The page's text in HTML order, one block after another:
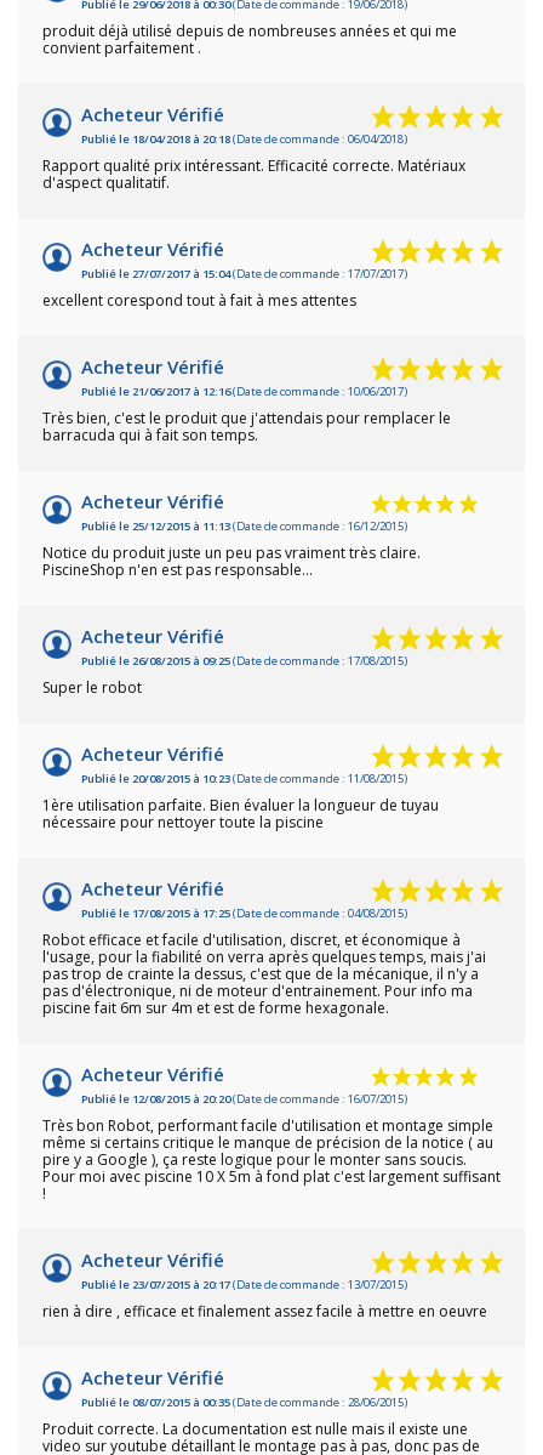
Publié le 29/06/2018 à 00:30(Date de commande : 19/06/2018)
produit déjà utilisé depuis de nombreuses années et qui me
convient parfaitement .
Acheteur Vérifié
Publié le 18/04/2018 à 20:18(Date de commande : 06/04/2018)
Rapport qualité prix intéressant. Efficacité correcte. Matériaux
d'aspect qualitatif.
Acheteur Vérifié
Publié le 27/07/2017 à 15:04(Date de commande : 17/07/2017)
excellent corespond tout à fait à mes attentes
Acheteur Vérifié
Publié le 21/06/2017 à 12:16(Date de commande : 10/06/2017)
Très bien, c'est le produit que j'attendais pour remplacer le
barracuda qui à fait son temps.
Acheteur Vérifié
Publié le 25/12/2015 à 11:13(Date de commande : 16/12/2015)
Notice du produit juste un peu pas vraiment très claire.
PiscineShop n'en est pas responsable...
Acheteur Vérifié
Publié le 26/08/2015 à 09:25(Date de commande : 17/08/2015)
Super le robot
Acheteur Vérifié
Publié le 20/08/2015 à 10:23(Date de commande : 11/08/2015)
1ère utilisation parfaite. Bien évaluer la longueur de tuyau
nécessaire pour nettoyer toute la piscine
Acheteur Vérifié
Publié le 17/08/2015 à 17:25(Date de commande : 04/08/2015)
Robot efficace et facile d'utilisation, discret, et économique à
l'usage, pour la fiabilité on verra après quelques temps, mais j'ai
pas trop de crainte la dessus, c'est que de la mécanique, il n'y a
pas d'électronique, ni de moteur d'entrainement. Pour info ma
piscine fait 6m sur 4m et est de forme hexagonale.
Acheteur Vérifié
Publié le 12/08/2015 à 20:20(Date de commande : 16/07/2015)
Très bon Robot, performant facile d'utilisation et montage simple
même si certains critique le manque de précision de la notice ( au
pire y a Google ), ça reste logique pour le monter sans soucis.
Pour moi avec piscine 10 X 5m à fond plat c'est largement suffisant
!
Acheteur Vérifié
Publié le 23/07/2015 à 20:17(Date de commande : 13/07/2015)
rien à dire , efficace et finalement assez facile à mettre en oeuvre
Acheteur Vérifié
Publié le 08/07/2015 à 00:35(Date de commande : 28/06/2015)
Produit correcte. La documentation est nulle mais il existe une
video sur youtube détaillant le montage pas à pas, donc pas de